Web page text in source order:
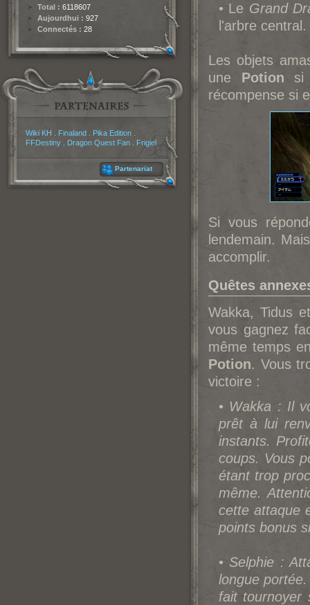
Total : 6118607
Aujourdhui : 927
Connectés : 28
Wiki KH Finaland Pika Edition
FFDestiny
Dragon Quest Fan Frigiel
Partenariat
• Le Grand
l'arbre central.
Les objets
une Potion si
récompense si
Si vous
lendemain.
accomplir.
Quêtes
Wakka, Tidus
vous gagnez
même temps
Potion. Vous
victoire :
• Wakka : Il
prêt à lui
instants.
coups. Vous
étant trop
même.
cette attaque
points bonus
•Selphie :
longue
fait tournoyer